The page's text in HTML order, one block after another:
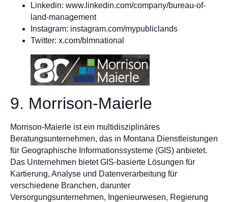
Linkedin: www.linkedin.com/company/bureau-of-
land-management
Instagram: instagram.com/mypubliclands
Twitter: x.com/blmnational
9. Morrison-Maierle
Morrison-Maierle ist ein multidisziplinäres
Beratungsunternehmen, das in Montana Dienstleistungen
für Geographische Informationssysteme (GIS) anbietet.
Das Unternehmen bietet GIS-basierte Lösungen für
Kartierung, Analyse und Datenverarbeitung für
verschiedene Branchen, darunter
Versorgungsunternehmen, Ingenieurwesen, Regierung